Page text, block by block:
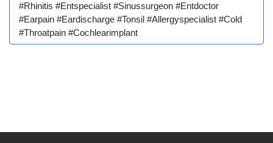
#rhinitis #entspecialist #sinussurgeon #entdoctor
#earpain #eardischarge #tonsil #allergyspecialist #cold
#throatpain #cochlearimplant